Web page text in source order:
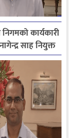
कार्यकारी
साह नियुक्त